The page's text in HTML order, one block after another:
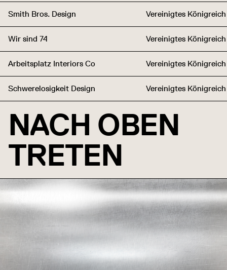
Smith Bros. Design Vereinigtes Königreich
Wir sind 74 Vereinigtes Königreich
Arbeitsplatz Interiors Co Vereinigtes Königreich
Schwerelosigkeit Design Vereinigtes Königreich
NACH OBEN
TRETEN